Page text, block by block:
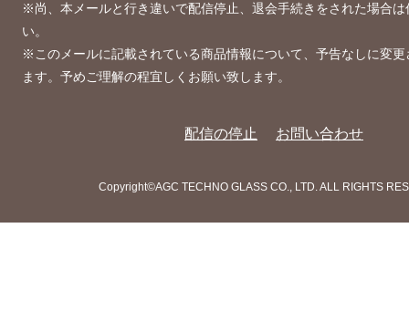
※尚、本メールと行き違いで配信停止、退会手続きをされた場合
い。
※このメールに記載されている商品情報について、予告なしに変
ます。予めご理解の程宜しくお願い致します。
配信の停止 お問い合わせ
Copyright©AGC TECHNO GLASS CO., LTD. ALL RIGHTS